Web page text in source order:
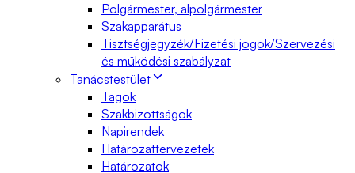
Polgármester, alpolgármester
Szakapparátus
Tisztségjegyzék/Fizetési jogok/Szervezési
és működési szabályzat
Tanácstestület
Tagok
Szakbizottságok
Napirendek
Határozattervezetek
Határozatok